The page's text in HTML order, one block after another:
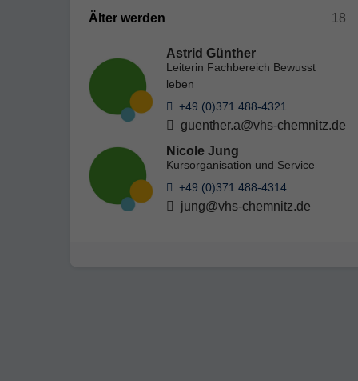
Älter werden
18
Astrid Günther
Leiterin Fachbereich Bewusst
leben
+49 (0)371 488-4321
guenther.a@vhs-chemnitz.de
Nicole Jung
Kursorganisation und Service
+49 (0)371 488-4314
jung@vhs-chemnitz.de